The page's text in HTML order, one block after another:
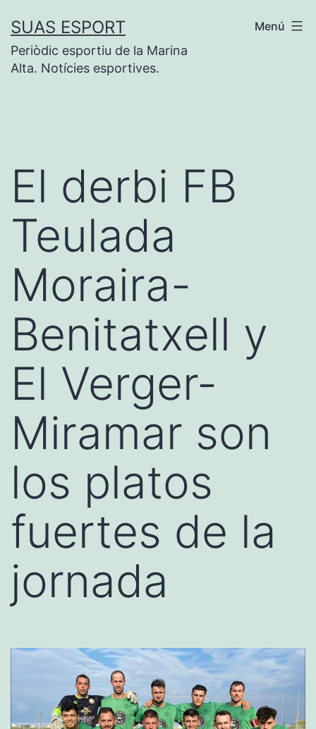
contenido
SUAS ESPORT
Periòdic esportiu de la Marina
Alta. Notícies esportives.
Menú
El derbi FB
Teulada
Moraira-
Benitatxell y
El Verger-
Miramar son
los platos
fuertes de la
jornada